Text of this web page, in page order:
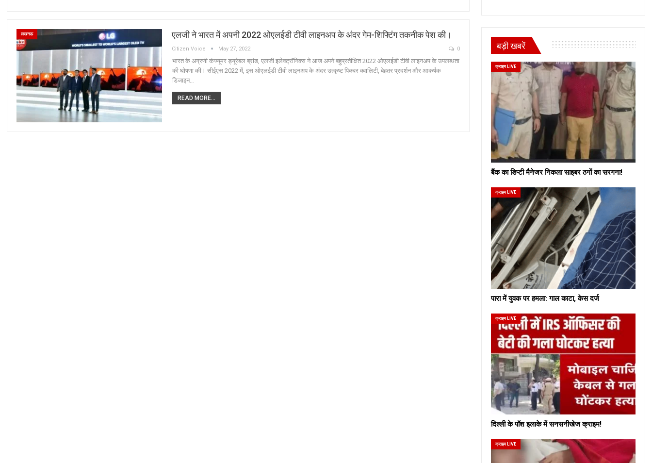
लखनऊ एलजी ने भारत में अपनी 2022 ओएलईडी टीवी लाइनअप के अंदर गेम-शिफ्टिंग तकनीक पेश की।
Citizen Voice May 27, 2022 0
भारत के अग्रणी कंज्यूमर ड्यूरेबल ब्रांड, एलजी इलेक्ट्रॉनिक्स ने आज अपने बहुप्रतीक्षित 2022 ओएलईडी टीवी लाइनअप के उपलब्धता
की घोषणा की। सीईएस 2022 में, इस ओएलईडी टीवी लाइनअप के अंदर उत्कृष्ट पिक्चर क्वालिटी, बेहतर प्रदर्शन और आकर्षक
डिजाइन…
READ MORE...
बड़ी खबरें
क्राइम LIVE
बैंक का डिप्टी मैनेजर निकला साइबर ठगों का सरगना!
क्राइम LIVE
पारा में युवक पर हमला: गाल काटा, केस दर्ज
क्राइम LIVE
दिल्ली के पॉश इलाके में सनसनीखेज क्राइम!
क्राइम LIVE